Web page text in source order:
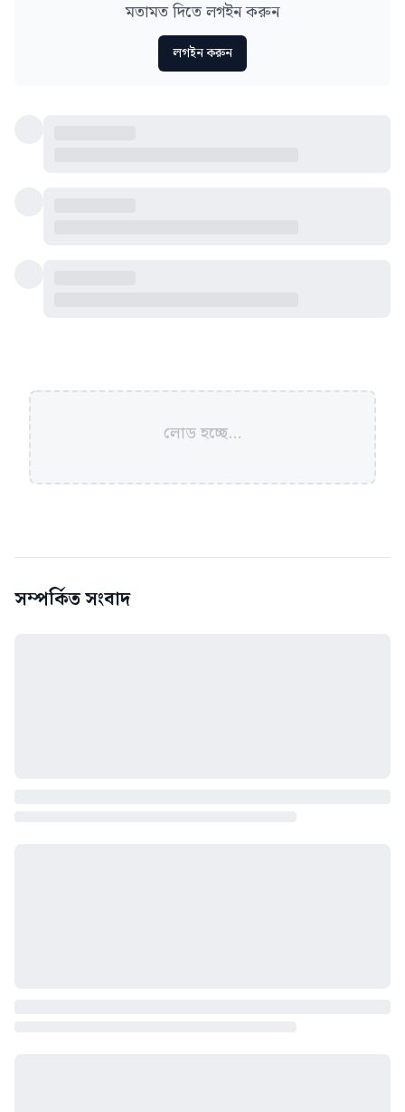
মতামত দিতে লগইন করুন
লগইন করুন
লোড হচ্ছে...
সম্পর্কিত সংবাদ